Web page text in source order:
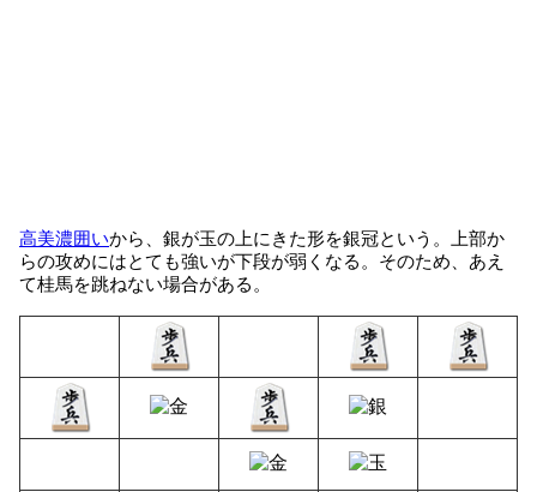
高美濃囲いから、銀が玉の上にきた形を銀冠という。上部か
らの攻めにはとても強いが下段が弱くなる。そのため、あえ
て桂馬を跳ねない場合がある。